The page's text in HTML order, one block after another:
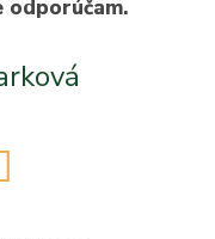
odporúčam.